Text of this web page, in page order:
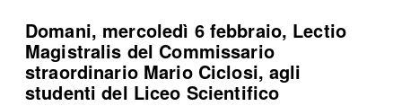
Domani, mercoledì 6 febbraio, Lectio
Magistralis del Commissario
straordinario Mario Ciclosi, agli
studenti del Liceo Scientifico